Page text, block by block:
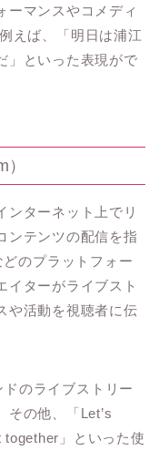
ーマンスやコメディ
えば、「明日は浦江
」といった表現がで
ンターネット上でリ
ンテンツの配信を指
のプラットフォー
イターがライブスト
や活動を視聴者に伝
ドのライブストリー
その他、「Let’s
」といった使